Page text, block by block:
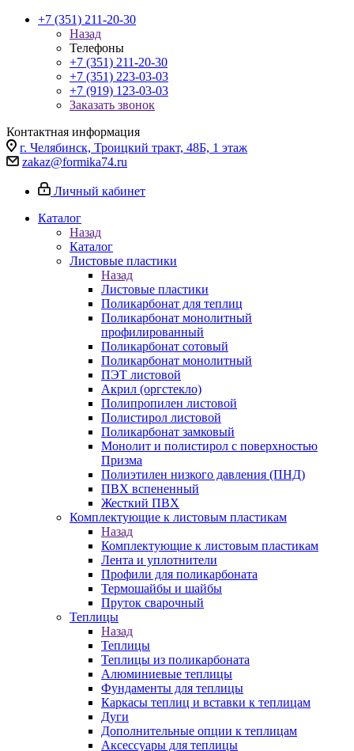
+7 (351) 211-20-30
Назад
Телефоны
+7 (351) 211-20-30
+7 (351) 223-03-03
+7 (919) 123-03-03
Заказать звонок
Контактная информация
г. Челябинск, Троицкий тракт, 48Б, 1 этаж
zakaz@formika74.ru
Личный кабинет
Каталог
Назад
Каталог
Листовые пластики
Назад
Листовые пластики
Поликарбонат для теплиц
Поликарбонат монолитный
профилированный
Поликарбонат сотовый
Поликарбонат монолитный
ПЭТ листовой
Акрил (оргстекло)
Полипропилен листовой
Полистирол листовой
Поликарбонат замковый
Монолит и полистирол с поверхностью
Призма
Полиэтилен низкого давления (ПНД)
ПВХ вспененный
Жесткий ПВХ
Комплектующие к листовым пластикам
Назад
Комплектующие к листовым пластикам
Лента и уплотнители
Профили для поликарбоната
Термошайбы и шайбы
Пруток сварочный
Теплицы
Назад
Теплицы
Теплицы из поликарбоната
Алюминиевые теплицы
Фундаменты для теплицы
Каркасы теплиц и вставки к теплицам
Дуги
Дополнительные опции к теплицам
Аксессуары для теплицы